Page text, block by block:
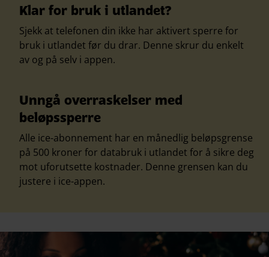
Klar for bruk i utlandet?
Sjekk at telefonen din ikke har aktivert sperre for
bruk i utlandet før du drar. Denne skrur du enkelt
av og på selv i appen.
Unngå overraskelser med
beløpssperre
Alle ice-abonnement har en månedlig beløpsgrense
på 500 kroner for databruk i utlandet for å sikre deg
mot uforutsette kostnader. Denne grensen kan du
justere i ice-appen.